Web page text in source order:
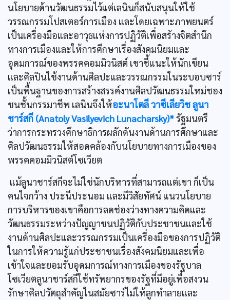
นโยบายด้านวัฒนธรรมไว้แต่เลนินก็สนับสนุนให้ใช้
วรรณกรรมโปสเตอร์การเมือง และโดยเฉพาะภาพยนตร์
เป็นเครื่องมือและอาวุธแห่งการปฏิวัติเพื่อสร้างจิตสำนึก
ทางการเมืองและให้การศึกษาเรื่องสังคมนิยมและ
อุดมการณ์ของพรรคคอมมิวนิสต์ เขาชี้แนะให้นักเขียน
และศิลปินใช้งานด้านศิลปะและวรรณกรรมในระบอบซาร์
เป็นพื้นฐานของการสร้างสรรค์งานศิลปวัฒนธรรมใหม่ชอง
ชนชั้นกรรมาชีพ เลนินจึงให้อะนาโตลี วาซีเลียวิช ลูนา
ชาร์สกี (Anatoly Vasilyevich Lunacharsky)*รัฐมนตรี
ว่าการกระทรวงศึกษาธิการผลักดันงานด้านการศึกษาและ
ศิลปวัฒนธรรมให้สอดคล้องกับนโยบายทางการเมืองของ
พรรคคอมมิวนิสต์โซเวียต
แม้ลูนาชาร์สกีจะไม่ใช่นักบริหารที่สามารถแต่เขา ก็เป็น
คนใจกว้าง ประนีประนอม และมีวิสัยทัศน์ แนวนโยบาย
การบริหารของเขาคือการลดช่องว่างทางความคิดและ
วัฒนธรรมระหว่างปัญญาชนปฏิวัติกับประชาชนและใช้
งานด้านศิลปะและวรรณกรรมเป็นเครื่องมือของการปฏิวัติ
ในการให้ความรู้แก่ประชาชนเรื่องสังคมนิยมและเพื่อ
เข้าใจและยอมรับอุดมการณ์ทางการเมืองของรัฐบาล
โซเวียตลูนาชาร์สกีใช้ทรัพยากรของรัฐที่มีอยู่เพื่อสงวน
รักษาศิลปวัตถุสำคัญในสมัยซาร์ไม่ให้ลูกทำลายและ